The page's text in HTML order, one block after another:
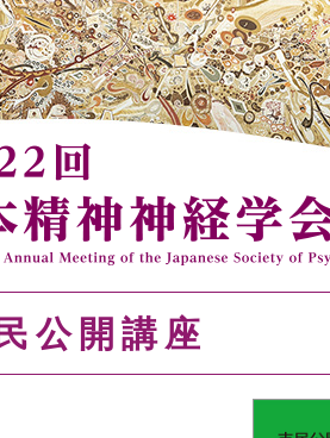
公開講座